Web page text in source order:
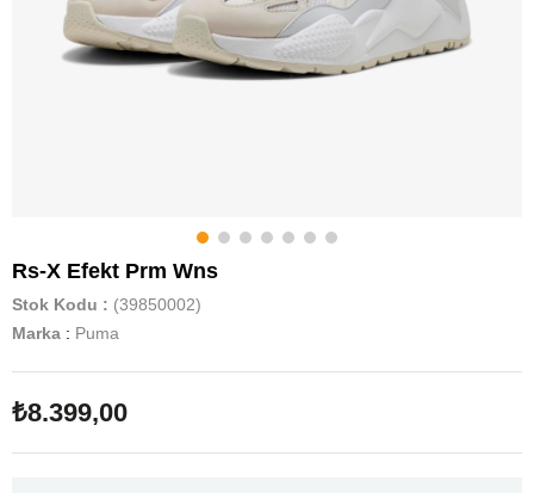
Rs-X Efekt Prm Wns
Stok Kodu
(39850002)
Marka : Puma
₺8.399,00